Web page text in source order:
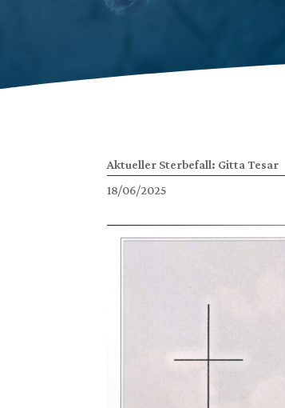
Aktueller Sterbefall: Gitta Tesar
18/06/2025